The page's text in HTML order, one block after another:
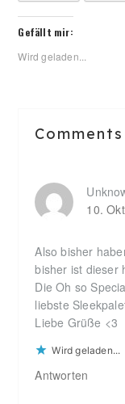
Gefällt mir:
Wird geladen...
Reader
Interactions
Comments
10.
Also bisher
bisher ist dieser
Die Oh so
liebste
Liebe Grüße <3
Wird geladen...
Antworten